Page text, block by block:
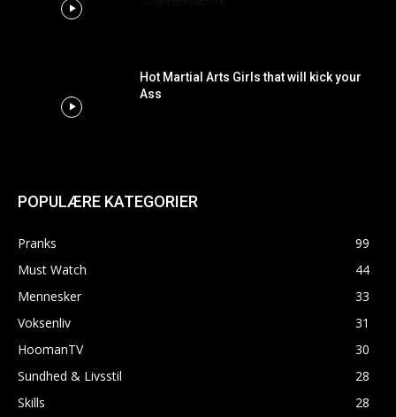
Hot Martial Arts Girls that will kick your
Ass
POPULÆRE KATEGORIER
Pranks
99
Must Watch
44
Mennesker
33
Voksenliv
31
HoomanTV
30
Sundhed & Livsstil
28
Skills
28